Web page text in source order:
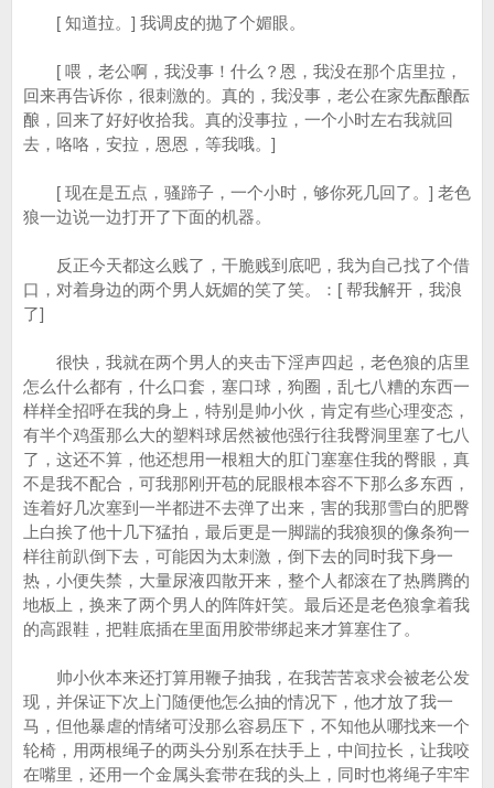
[ 知道拉。] 我调皮的抛了个媚眼。
[ 喂，老公啊，我没事！什么？恩，我没在那个店里拉，
回来再告诉你，很刺激的。真的，我没事，老公在家先酝酿酝
酿，回来了好好收拾我。真的没事拉，一个小时左右我就回
去，咯咯，安拉，恩恩，等我哦。]
[ 现在是五点，骚蹄子，一个小时，够你死几回了。] 老色
狼一边说一边打开了下面的机器。
反正今天都这么贱了，干脆贱到底吧，我为自己找了个借
口，对着身边的两个男人妩媚的笑了笑。：[ 帮我解开，我浪
了]
很快，我就在两个男人的夹击下淫声四起，老色狼的店里
怎么什么都有，什么口套，塞口球，狗圈，乱七八糟的东西一
样样全招呼在我的身上，特别是帅小伙，肯定有些心理变态，
有半个鸡蛋那么大的塑料球居然被他强行往我臀洞里塞了七八
了，这还不算，他还想用一根粗大的肛门塞塞住我的臀眼，真
不是我不配合，可我那刚开苞的屁眼根本容不下那么多东西，
连着好几次塞到一半都进不去弹了出来，害的我那雪白的肥臀
上白挨了他十几下猛拍，最后更是一脚踹的我狼狈的像条狗一
样往前趴倒下去，可能因为太刺激，倒下去的同时我下身一
热，小便失禁，大量尿液四散开来，整个人都滚在了热腾腾的
地板上，换来了两个男人的阵阵奸笑。最后还是老色狼拿着我
的高跟鞋，把鞋底插在里面用胶带绑起来才算塞住了。
帅小伙本来还打算用鞭子抽我，在我苦苦哀求会被老公发
现，并保证下次上门随便他怎么抽的情况下，他才放了我一
马，但他暴虐的情绪可没那么容易压下，不知他从哪找来一个
轮椅，用两根绳子的两头分别系在扶手上，中间拉长，让我咬
在嘴里，还用一个金属头套带在我的头上，同时也将绳子牢牢